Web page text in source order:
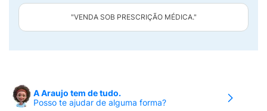
"VENDA SOB PRESCRIÇÃO MÉDICA."
A Araujo tem de tudo.
Posso te ajudar de alguma forma?